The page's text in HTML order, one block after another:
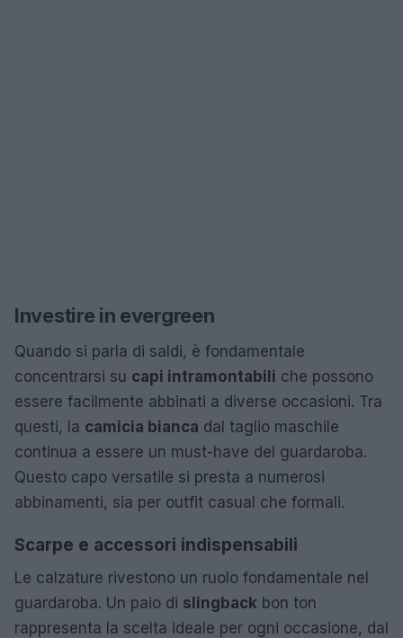
Investire in evergreen
Quando si parla di saldi, è fondamentale
concentrarsi su capi intramontabili che possono
essere facilmente abbinati a diverse occasioni. Tra
questi, la camicia bianca dal taglio maschile
continua a essere un must-have del guardaroba.
Questo capo versatile si presta a numerosi
abbinamenti, sia per outfit casual che formali.
Scarpe e accessori indispensabili
Le calzature rivestono un ruolo fondamentale nel
guardaroba. Un paio di slingback bon ton
rappresenta la scelta ideale per ogni occasione, dal